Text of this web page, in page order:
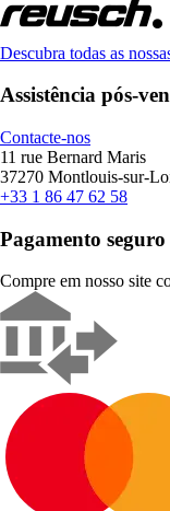
Descubra todas as
Assistência pós-
Contacte-nos
11 rue Bernard Maris
37270 Montlouis-sur-
+33 1 86 47 62 58
Pagamento seguro
Compre em nosso site